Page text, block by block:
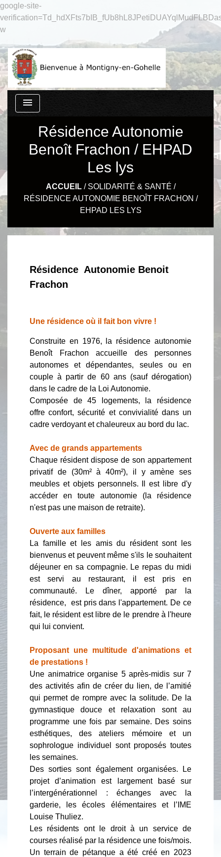
google-site-
w
menu
Résidence Autonomie
Benoît Frachon / EHPAD
Les lys
ACCUEIL/ SOLIDARITÉ & SANTÉ /
RÉSIDENCE AUTONOMIE BENOÎT FRACHON /
EHPAD LES LYS
Résidence Autonomie Benoit
Frachon
Une résidence où il fait bon vivre !
Construite en 1976, la résidence autonomie
Benoît Frachon accueille des personnes
autonomes et dépendantes, seules ou en
couple à partir de 60 ans (sauf dérogation)
dans le cadre de la Loi Autonomie.
Composée de 45 logements, la résidence
offre confort, sécurité et convivialité dans un
cadre verdoyant et chaleureux au bord du lac.
Avec de grands appartements
Chaque résident dispose de son appartement
privatif de (30m² à 40m²), il y amène ses
meubles et objets personnels. Il est libre d'y
accéder en toute autonomie (la résidence
n'est pas une maison de retraite).
Ouverte aux familles
La famille et les amis du résident sont les
bienvenus et peuvent même s'ils le souhaitent
déjeuner en sa compagnie. Le repas du midi
est servi au restaurant, il est pris en
communauté. Le dîner, apporté par la
résidence, est pris dans l'appartement. De ce
fait, le résident est libre de le prendre à l'heure
qui lui convient.
Proposant une multitude d'animations et
de prestations !
Une animatrice organise 5 après-midis sur 7
des activités afin de créer du lien, de l’amitié
qui permet de rompre avec la solitude. De la
gymnastique douce et relaxation sont au
programme une fois par semaine. Des soins
esthétiques, des ateliers mémoire et un
sophrologue individuel sont proposés toutes
les semaines.
Des sorties sont également organisées. Le
projet d’animation est largement basé sur
l’intergénérationnel : échanges avec la
garderie, les écoles élémentaires et l’IME
Louise Thuliez.
Les résidents ont le droit à un service de
courses réalisé par la résidence une fois/mois.
Un terrain de pétanque a été créé en 2023